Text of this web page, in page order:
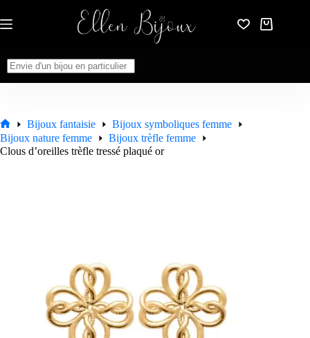
au
contenu
Panier
Accueil
Bijoux fantaisie
Bijoux symboliques femme
Bijoux nature femme
Bijoux trèfle femme
Clous d’oreilles trèfle tressé plaqué or